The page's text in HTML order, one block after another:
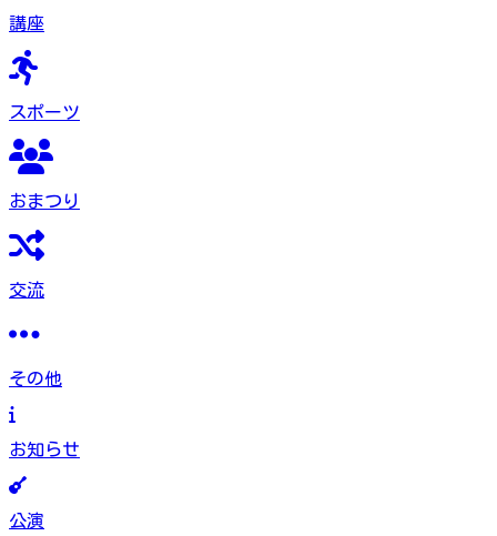
講座
スポーツ
おまつり
交流
その他
お知らせ
公演